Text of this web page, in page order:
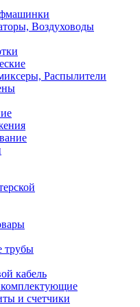
Воздуховоды
Распылители
трубы
кабель
комплектующие
и счетчики